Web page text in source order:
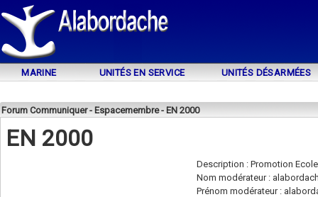
MARINE UNITÉS EN SERVICE UNITÉS DÉSARMÉES
Forum Communiquer - Espacemembre - EN 2000
EN 2000
Description : Promotion
Nom modérateur :
Prénom modérateur :